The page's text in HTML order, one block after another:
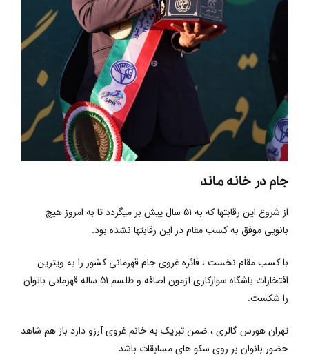
جام در خانه ماند
از شروع این رقابتها که به 51 سال پیش بر میگردد تا به امروز هیچ
بانویی موفق به کسب مقام در این رقابتها نشده بود.
با کسب مقام نخست ،فائزه غرویجام قهرمانی کشور را به ویترین
افتخارات باشگاه سوارکاری آزمون اضافه و طلسم 51 ساله قهرمانی بانوان
را شکست.
تهران هورس گالری ، ضمن تبریک به خانم غروی آرزو دارد باز هم شاهد
حضور بانوان بر روی سکو های مسابقات باشد.